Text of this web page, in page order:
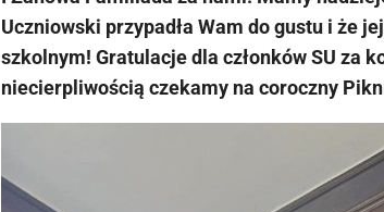
Uczniowski przypadła Wam do gustu i że
szkolnym! Gratulacje dla członków SU za
niecierpliwością czekamy na coroczny